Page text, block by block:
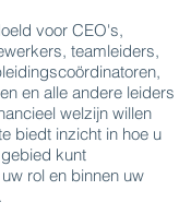
voor CEO's,
teamleiders,
en alle andere leiders
welzijn willen
biedt inzicht in hoe u
kunt
rol en binnen uw